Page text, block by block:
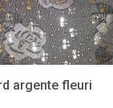
argente fleuri